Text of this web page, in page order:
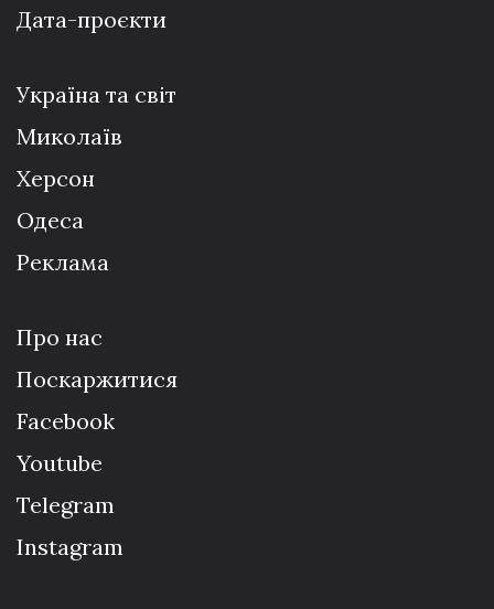
Дата-проєкти
Україна та світ
Миколаїв
Херсон
Одеса
Реклама
Про нас
Поскаржитися
Facebook
Youtube
Telegram
Instagram